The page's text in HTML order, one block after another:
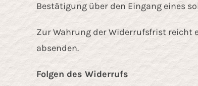
Bestätigung über den Eingang eines
Zur Wahrung der Widerrufsfrist reicht
absenden.
Folgen des Widerrufs